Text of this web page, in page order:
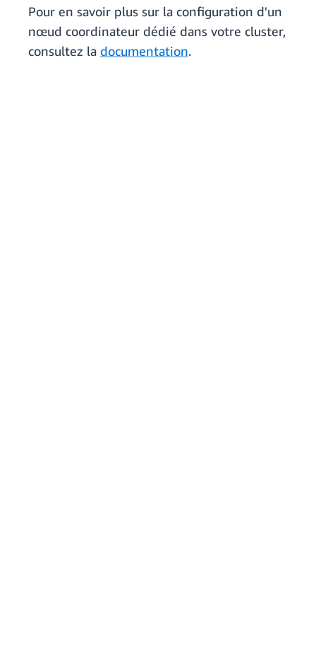
Pour en savoir plus sur la configuration d'un
nœud coordinateur dédié dans votre cluster,
consultez la documentation.